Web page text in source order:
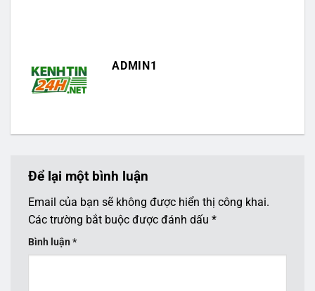
ADMIN1
Để lại một bình luận
Email của bạn sẽ không được hiển thị công khai.
Các trường bắt buộc được đánh dấu *
Bình luận *